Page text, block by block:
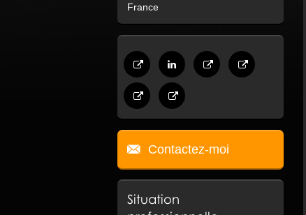
France
Contactez-moi
Situation